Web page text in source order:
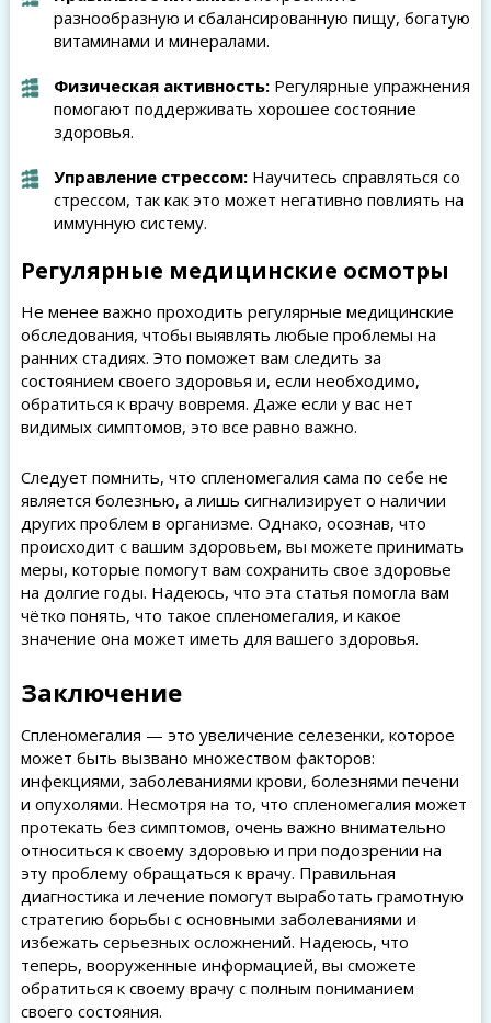
разнообразную и сбалансированную пищу, богатую
витаминами и минералами.
Физическая активность:Регулярные упражнения
помогают поддерживать хорошее состояние
здоровья.
Управление стрессом:Научитесь справляться со
стрессом, так как это может негативно повлиять на
иммунную систему.
Регулярные медицинские осмотры
Не менее важно проходить регулярные медицинские
обследования, чтобы выявлять любые проблемы на
ранних стадиях. Это поможет вам следить за
состоянием своего здоровья и, если необходимо,
обратиться к врачу вовремя. Даже если у вас нет
видимых симптомов, это все равно важно.
Следует помнить, что спленомегалия сама по себе не
является болезнью, а лишь сигнализирует о наличии
других проблем в организме. Однако, осознав, что
происходит с вашим здоровьем, вы можете принимать
меры, которые помогут вам сохранить свое здоровье
на долгие годы. Надеюсь, что эта статья помогла вам
чётко понять, что такое спленомегалия, и какое
значение она может иметь для вашего здоровья.
Заключение
Спленомегалия — это увеличение селезенки, которое
может быть вызвано множеством факторов:
инфекциями, заболеваниями крови, болезнями печени
и опухолями. Несмотря на то, что спленомегалия может
протекать без симптомов, очень важно внимательно
относиться к своему здоровью и при подозрении на
эту проблему обращаться к врачу. Правильная
диагностика и лечение помогут выработать грамотную
стратегию борьбы с основными заболеваниями и
избежать серьезных осложнений. Надеюсь, что
теперь, вооруженные информацией, вы сможете
обратиться к своему врачу с полным пониманием
своего состояния.